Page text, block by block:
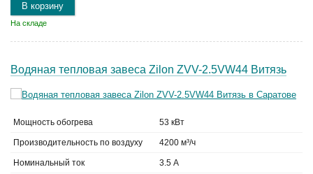
В корзину
На складе
Водяная тепловая завеса Zilon ZVV-2.5VW44 Витязь
Мощность обогрева 53 кВт
Производительность по воздуху 4200 м³/ч
Номинальный ток 3.5 А